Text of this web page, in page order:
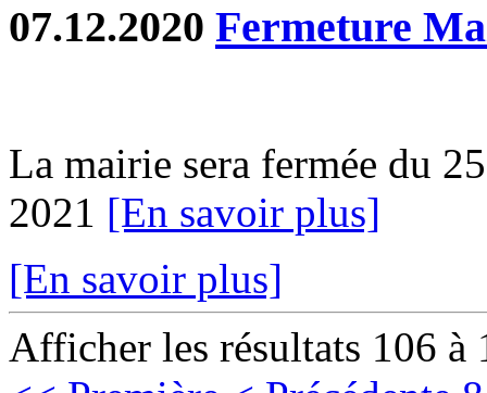
07.12.2020 Fermeture
La mairie sera fermée du
2021 [En savoir plus]
[En savoir plus]
Afficher les résultats 106 à